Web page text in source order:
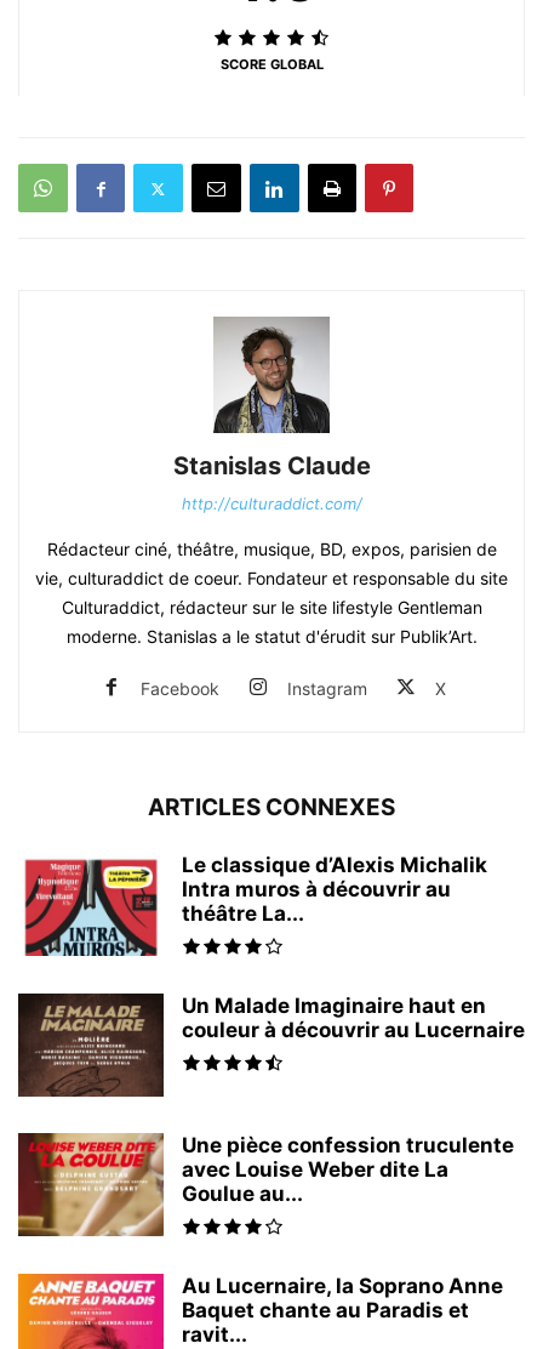
SCORE GLOBAL
Stanislas Claude
http://culturaddict.com/
Rédacteur ciné, théâtre, musique, BD, expos, parisien de
vie, culturaddict de coeur. Fondateur et responsable du site
Culturaddict, rédacteur sur le site lifestyle Gentleman
moderne. Stanislas a le statut d'érudit sur Publik’Art.
Facebook Instagram X
ARTICLES CONNEXES
Le classique d’Alexis Michalik
Intra muros à découvrir au
théâtre La...
Un Malade Imaginaire haut en
couleur à découvrir au Lucernaire
Une pièce confession truculente
avec Louise Weber dite La
Goulue au...
Au Lucernaire, la Soprano Anne
Baquet chante au Paradis et
ravit...